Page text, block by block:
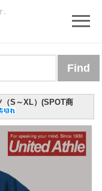
S～XL）(SPOT商